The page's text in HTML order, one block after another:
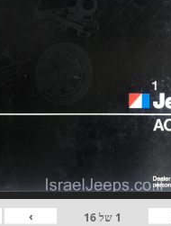
1 של16
›